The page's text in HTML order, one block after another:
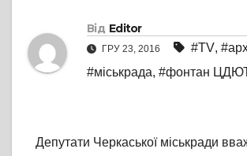
Від Editor
ГРУ 23, 2016 #TV,
#міськрада, #фонтан
Депутати Черкаської міськради